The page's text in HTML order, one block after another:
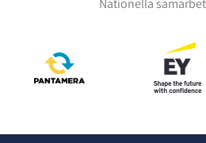
Nationella